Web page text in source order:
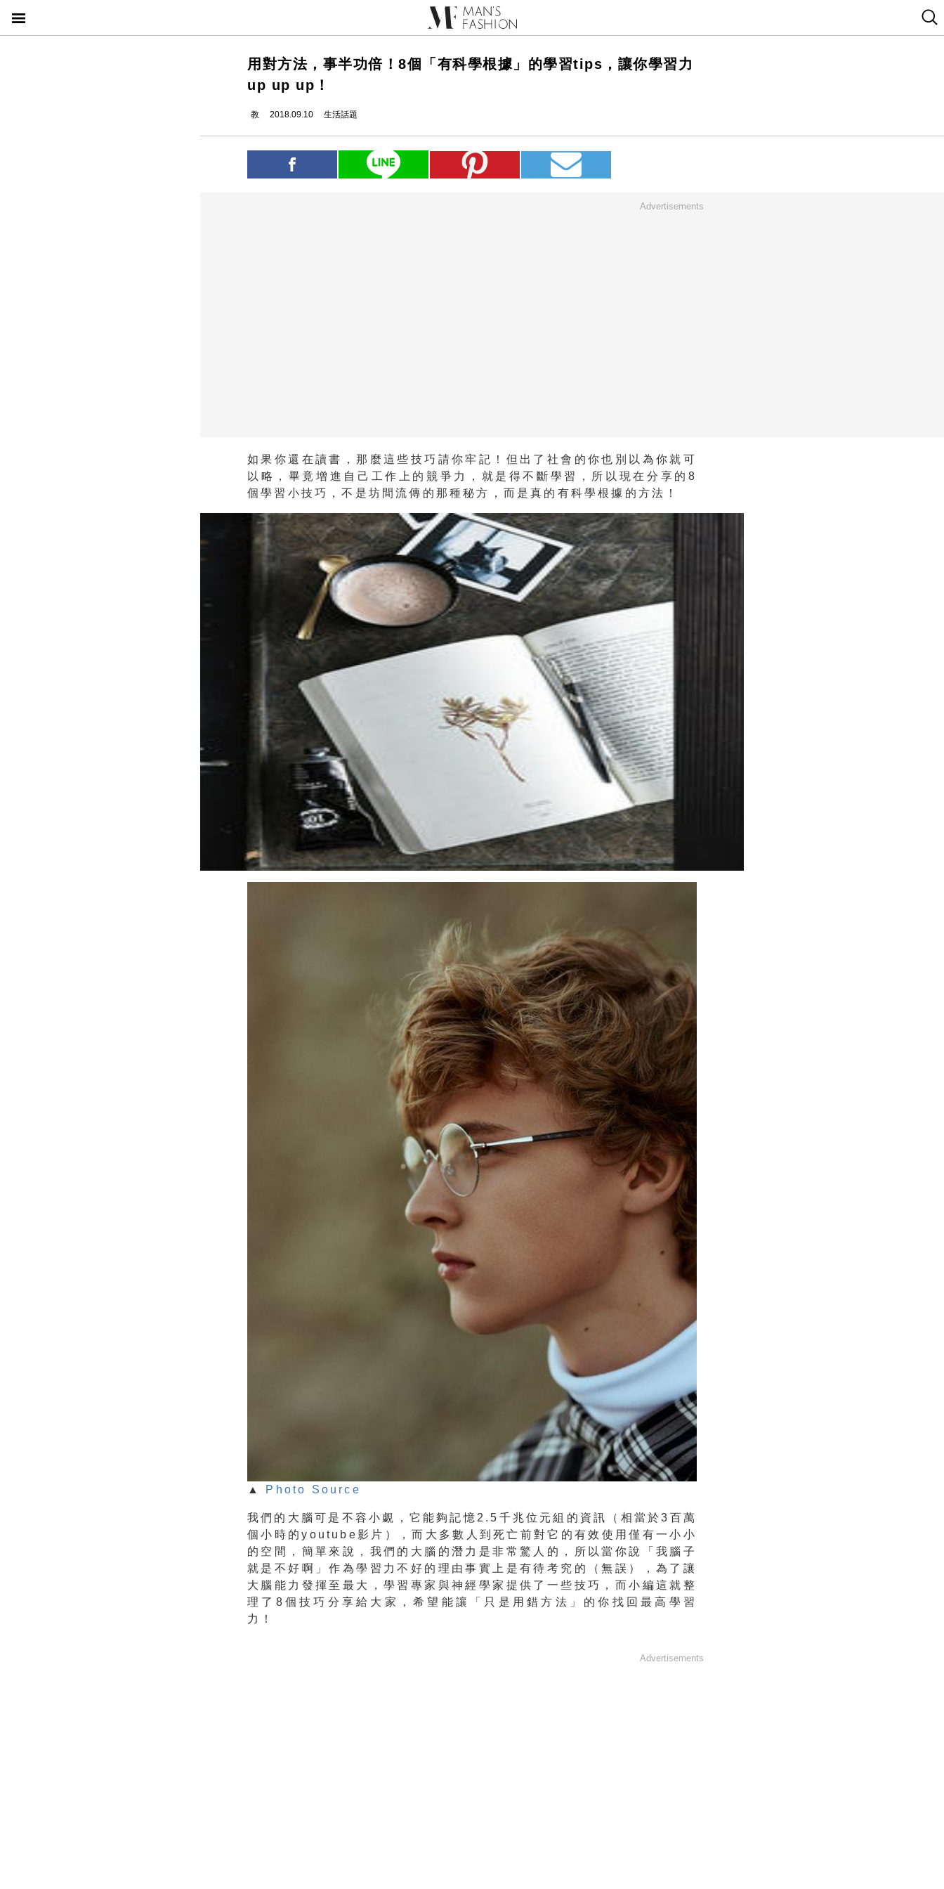
用對方法，事半功倍！8個「有科學根據」的學習tips，讓你學習力
up up up！
教 2018.09.10 生活話題
Advertisements
如果你還在讀書，那麼這些技巧請你牢記！但出了社會的你也別以為你就可
以略，畢竟增進自己工作上的競爭力，就是得不斷學習，所以現在分享的8
個學習小技巧，不是坊間流傳的那種秘方，而是真的有科學根據的方法！
▲ Photo Source
我們的大腦可是不容小覷，它能夠記憶2.5千兆位元組的資訊（相當於3百萬
個小時的youtube影片），而大多數人到死亡前對它的有效使用僅有一小小
的空間，簡單來說，我們的大腦的潛力是非常驚人的，所以當你說「我腦子
就是不好啊」作為學習力不好的理由事實上是有待考究的（無誤），為了讓
大腦能力發揮至最大，學習專家與神經學家提供了一些技巧，而小編這就整
理了8個技巧分享給大家，希望能讓「只是用錯方法」的你找回最高學習
力！
Advertisements